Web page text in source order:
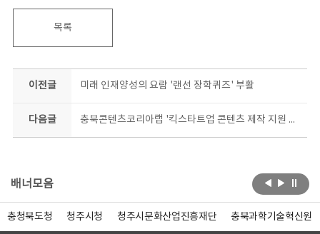
목록
이전글 미래 인재양성의 요람 '랜선 장학퀴즈' 부활
다음글 충북콘텐츠코리아랩 '킥스타트업 콘텐츠 제작 지원 사업' 6개사 모두 합격
배너모음
충청북도청 청주시청 청주시문화산업진흥재단 충북과학기술혁신원